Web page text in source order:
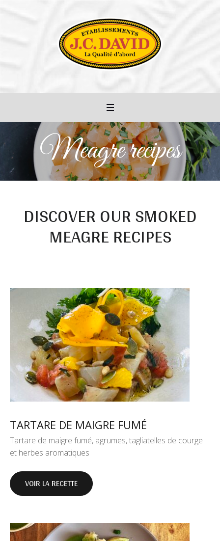
Meagre recipes
DISCOVER OUR SMOKED
MEAGRE RECIPES
TARTARE DE MAIGRE FUMÉ
Tartare de maigre fumé, agrumes, tagliatelles de courge
et herbes aromatiques
VOIR LA RECETTE